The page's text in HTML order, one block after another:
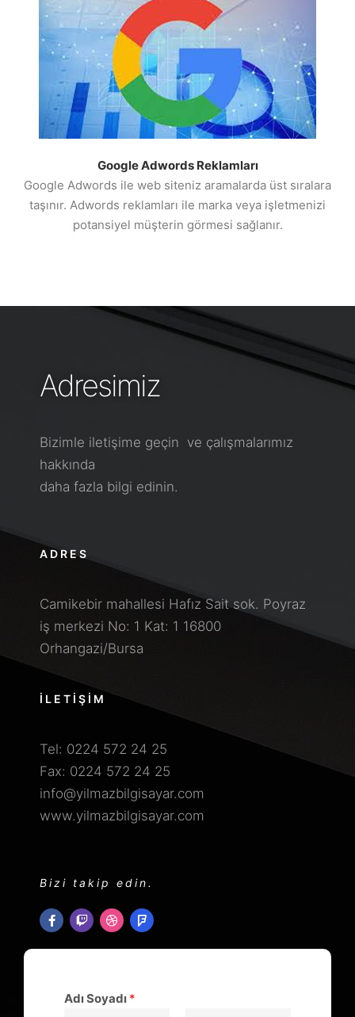
Google Adwords Reklamları
Google Adwords ile web siteniz aramalarda üst sıralara
taşınır. Adwords reklamları ile marka veya işletmenizi
potansiyel müşterin görmesi sağlanır.
Adresimiz
Bizimle iletişime geçin ve çalışmalarımız
hakkında
daha fazla bilgi edinin.
ADRES
Camikebir mahallesi Hafız Sait sok. Poyraz
iş merkezi No: 1 Kat: 1 16800
Orhangazi/Bursa
İLETİŞİM
Tel: 0224 572 24 25
Fax: 0224 572 24 25
info@yilmazbilgisayar.com
www.yilmazbilgisayar.com
Bizi takip edin.
Adı Soyadı *